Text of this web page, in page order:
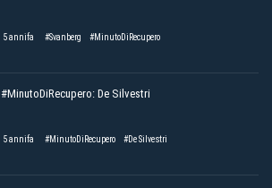
5 annifa #Svanberg #MinutoDiRecupero
#MinutoDiRecupero: De Silvestri
5 annifa #MinutoDiRecupero #De Silvestri